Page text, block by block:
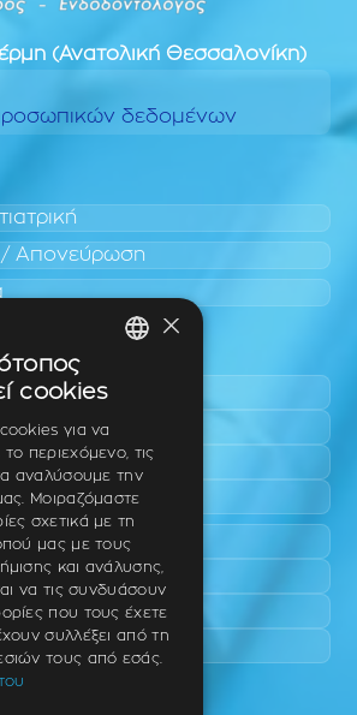
(Ανατολική Θεσσαλονίκη)
δεδομένων
/ Απονεύρωση
πρόσβασης
×
cookies
για να
περιεχόμενο, τις
αναλύσουμε την
Μοιραζόμαστε
σχετικά με τη
μας με τους
και ανάλυσης,
να τις συνδυάσουν
που τους έχετε
συλλέξει από τη
τους από εσάς.